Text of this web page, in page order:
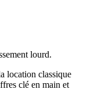
lourd.
location classique
clé en main et